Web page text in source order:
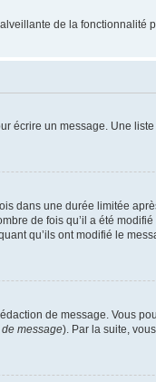
de la fonctionnalité
écrire un message. Une
dans une durée limitée
de fois qu’il a été
qu’ils ont modifié le
de message. Vous
message). Par la suite,